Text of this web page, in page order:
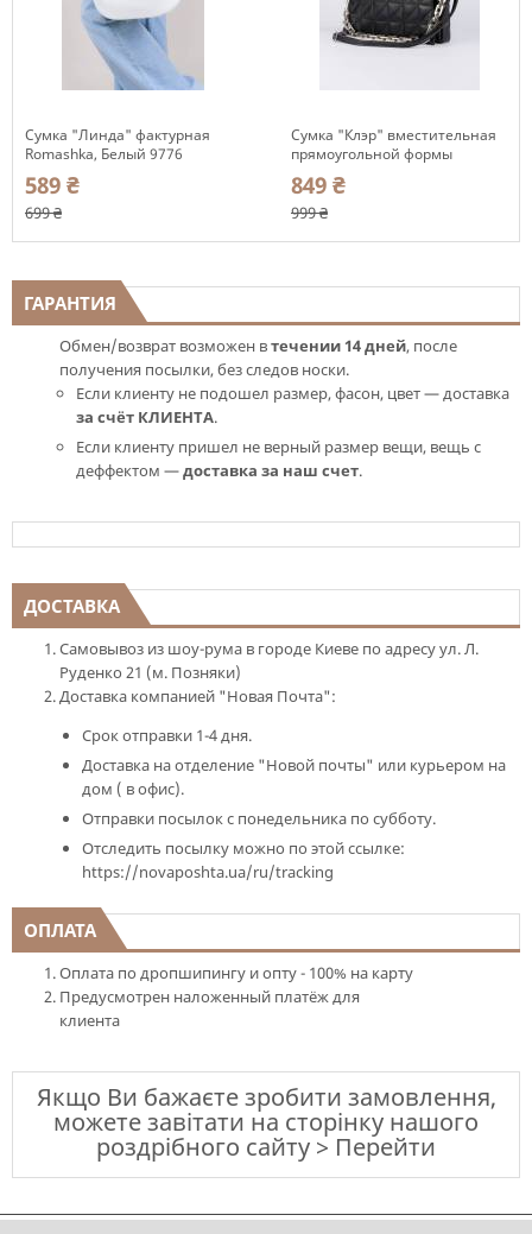
Сумка "Линда" фактурная
Romashka, Белый 9776
589 ₴
699 ₴
Сумка "Клэр" вместительная
прямоугольной формы
Romashka, Черный (9589)
849 ₴
999 ₴
ГАРАНТИЯ
Обмен/возврат возможен втечении 14 дней, после
получения посылки, без следов носки.
Если клиенту не подошел размер, фасон, цвет — доставка
за счёт КЛИЕНТА.
Если клиенту пришел не верный размер вещи, вещь с
деффектом —доставка за наш счет.
ДОСТАВКА
Самовывоз из шоу-рума в городе Киеве по адресу ул. Л.
Руденко 21 (м. Позняки)
Доставка компанией "Новая Почта":
Срок отправки 1-4 дня.
Доставка на отделение "Новой почты" или курьером на
дом ( в офис).
Отправки посылок с понедельника по субботу.
Отследить посылку можно по этой ссылке:
https://novaposhta.ua/ru/tracking
ОПЛАТА
Оплата по дропшипингу и опту - 100% на карту
Предусмотрен наложенный платёж для
клиента
Якщо Ви бажаєте зробити замовлення,
можете завітати на сторінку нашого
роздрібного сайту > Перейти